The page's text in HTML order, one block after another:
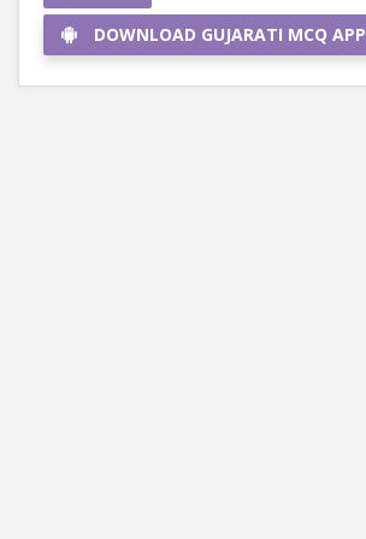
DOWNLOAD GUJARATI MCQ APP